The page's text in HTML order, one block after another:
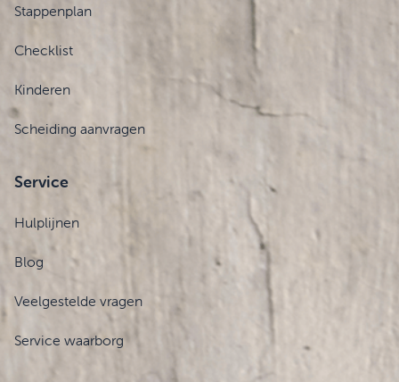
Stappenplan
Checklist
Kinderen
Scheiding aanvragen
Service
Hulplijnen
Blog
Veelgestelde vragen
Service waarborg